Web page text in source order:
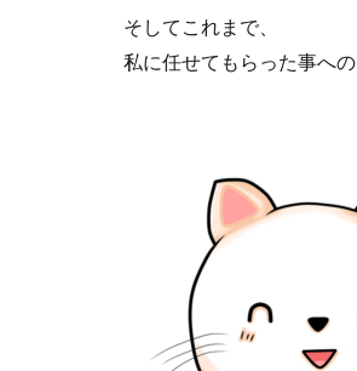
そしてこれまで、
私に任せてもらった事への